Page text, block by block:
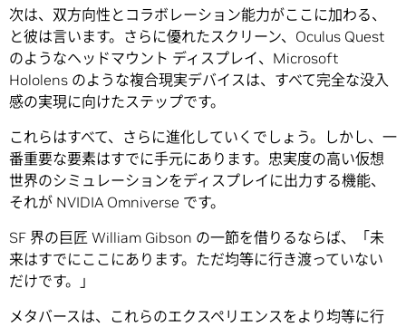
次は、双方向性とコラボレーション能力がここに加わる、
と彼は言います。さらに優れたスクリーン、Oculus Quest
のようなヘッドマウント ディスプレイ、Microsoft
Hololens のような複合現実デバイスは、すべて完全な没入
感の実現に向けたステップです。
これらはすべて、さらに進化していくでしょう。しかし、一
番重要な要素はすでに手元にあります。忠実度の高い仮想
世界のシミュレーションをディスプレイに出力する機能、
それが NVIDIA Omniverse です。
SF 界の巨匠 William Gibson の一節を借りるならば、「未
来はすでにここにあります。ただ均等に行き渡っていない
だけです。」
メタバースは、これらのエクスペリエンスをより均等に行